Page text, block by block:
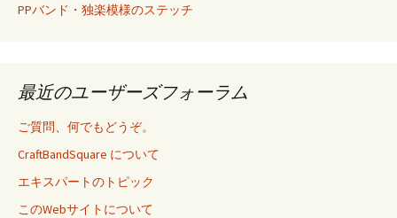
PPバンド・独楽模様のステッチ
最近のユーザーズフォーラム
ご質問、何でもどうぞ。
CraftBandSquare について
エキスパートのトピック
このWebサイトについて